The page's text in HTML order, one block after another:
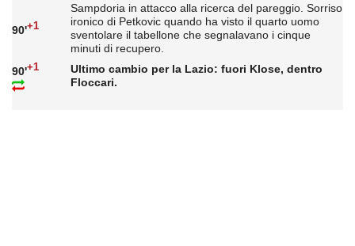
90'+1
Sampdoria in attacco alla ricerca del pareggio. Sorriso
ironico di Petkovic quando ha visto il quarto uomo
sventolare il tabellone che segnalavano i cinque
minuti di recupero.
90'+1
Ultimo cambio per la Lazio: fuori Klose, dentro
Floccari.